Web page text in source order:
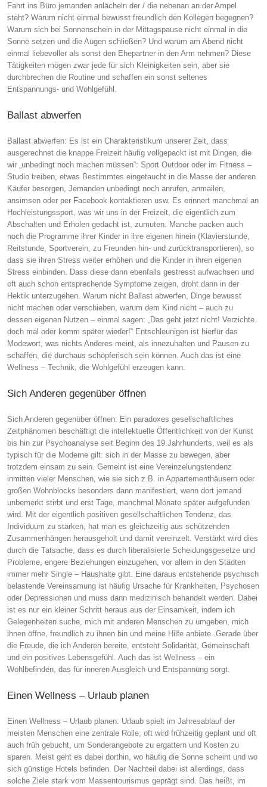
Fahrt ins Büro jemanden anlächeln der / die nebenan an der Ampel
steht? Warum nicht einmal bewusst freundlich den Kollegen begegnen?
Warum sich bei Sonnenschein in der Mittagspause nicht einmal in die
Sonne setzen und die Augen schließen? Und warum am Abend nicht
einmal liebevoller als sonst den Ehepartner in den Arm nehmen? Diese
Tätigkeiten mögen zwar jede für sich Kleinigkeiten sein, aber sie
durchbrechen die Routine und schaffen ein sonst seltenes
Entspannungs- und Wohlgefühl.
Ballast abwerfen
Ballast abwerfen: Es ist ein Charakteristikum unserer Zeit, dass
ausgerechnet die knappe Freizeit häufig vollgepackt ist mit Dingen, die
wir „unbedingt noch machen müssen“: Sport Outdoor oder im Fitness –
Studio treiben, etwas Bestimmtes eingetaucht in die Masse der anderen
Käufer besorgen, Jemanden unbedingt noch anrufen, anmailen,
ansimsen oder per Facebook kontaktieren usw. Es erinnert manchmal an
Hochleistungssport, was wir uns in der Freizeit, die eigentlich zum
Abschalten und Erholen gedacht ist, zumuten. Manche packen auch
noch die Programme ihrer Kinder in ihre eigenen hinein (Klavierstunde,
Reitstunde, Sportverein, zu Freunden hin- und zurücktransportieren), so
dass sie ihren Stress weiter erhöhen und die Kinder in ihren eigenen
Stress einbinden. Dass diese dann ebenfalls gestresst aufwachsen und
oft auch schon entsprechende Symptome zeigen, droht dann in der
Hektik unterzugehen. Warum nicht Ballast abwerfen, Dinge bewusst
nicht machen oder verschieben, warum dem Kind nicht – auch zu
dessen eigenen Nutzen – einmal sagen: „Das geht jetzt nicht! Verzichte
doch mal oder komm später wieder!“ Entschleunigen ist hierfür das
Modewort, was nichts Anderes meint, als innezuhalten und Pausen zu
schaffen, die durchaus schöpferisch sein können. Auch das ist eine
Wellness – Technik, die Wohlgefühl erzeugen kann.
Sich Anderen gegenüber öffnen
Sich Anderen gegenüber öffnen: Ein paradoxes gesellschaftliches
Zeitphänomen beschäftigt die intellektuelle Öffentlichkeit von der Kunst
bis hin zur Psychoanalyse seit Beginn des 19.Jahrhunderts, weil es als
typisch für die Moderne gilt: sich in der Masse zu bewegen, aber
trotzdem einsam zu sein. Gemeint ist eine Vereinzelungstendenz
inmitten vieler Menschen, wie sie sich z.B. in Appartementhäusern oder
großen Wohnblocks besonders dann manifestiert, wenn dort jemand
unbemerkt stirbt und erst Tage, manchmal Monate später aufgefunden
wird. Mit der eigentlich positiven gesellschaftlichen Tendenz, das
Individuum zu stärken, hat man es gleichzeitig aus schützenden
Zusammenhängen herausgeholt und damit vereinzelt. Verstärkt wird dies
durch die Tatsache, dass es durch liberalisierte Scheidungsgesetze und
Probleme, engere Beziehungen einzugehen, vor allem in den Städten
immer mehr Single – Haushalte gibt. Eine daraus entstehende psychisch
belastende Vereinsamung ist häufig Ursache für Krankheiten, Psychosen
oder Depressionen und muss dann medizinisch behandelt werden. Dabei
ist es nur ein kleiner Schritt heraus aus der Einsamkeit, indem ich
Gelegenheiten suche, mich mit anderen Menschen zu umgeben, mich
ihnen öffne, freundlich zu ihnen bin und meine Hilfe anbiete. Gerade über
die Freude, die ich Anderen bereite, entsteht Solidarität, Gemeinschaft
und ein positives Lebensgefühl. Auch das ist Wellness – ein
Wohlbefinden, das für inneren Ausgleich und Entspannung sorgt.
Einen Wellness – Urlaub planen
Einen Wellness – Urlaub planen: Urlaub spielt im Jahresablauf der
meisten Menschen eine zentrale Rolle; oft wird frühzeitig geplant und oft
auch früh gebucht, um Sonderangebote zu ergattern und Kosten zu
sparen. Meist geht es dabei dorthin, wo häufig die Sonne scheint und wo
sich günstige Hotels befinden. Der Nachteil dabei ist allerdings, dass
solche Ziele stark vom Massentourismus geprägt sind. Das heißt, im